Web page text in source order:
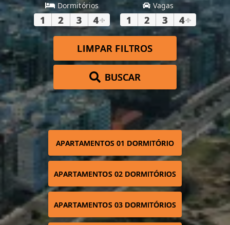
Dormitórios
1 2 3 4+
Vagas
1 2 3 4+
LIMPAR FILTROS
BUSCAR
APARTAMENTOS 01 DORMITÓRIO
APARTAMENTOS 02 DORMITÓRIOS
APARTAMENTOS 03 DORMITÓRIOS